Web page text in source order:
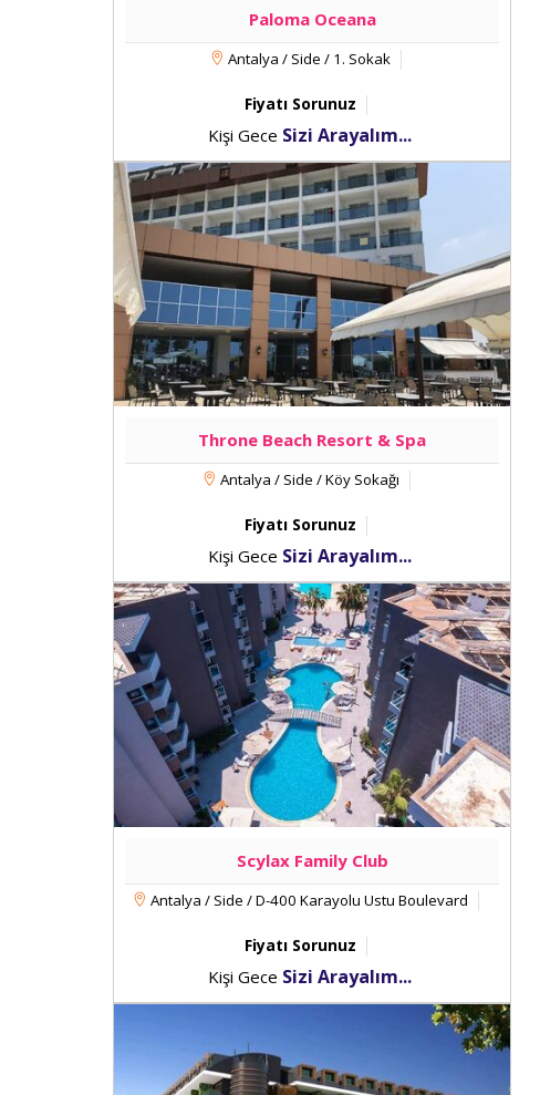
Paloma Oceana
Antalya / Side / 1. Sokak
Fiyatı Sorunuz
Kişi Gece Sizi Arayalım...
Throne Beach Resort & Spa
Antalya / Side / Köy Sokağı
Fiyatı Sorunuz
Kişi Gece Sizi Arayalım...
Scylax Family Club
Antalya / Side / D-400 Karayolu Ustu Boulevard
Fiyatı Sorunuz
Kişi Gece Sizi Arayalım...